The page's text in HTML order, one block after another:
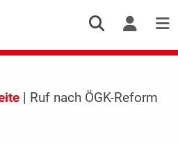
| Ruf nach ÖGK-Reform